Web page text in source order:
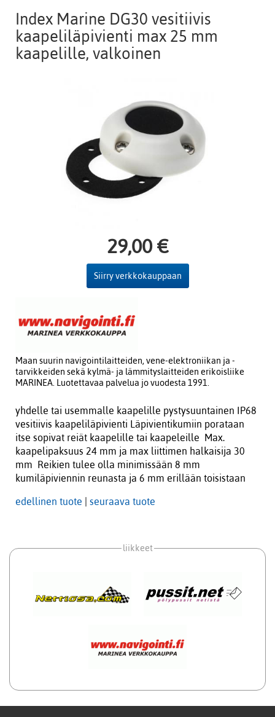
Index Marine DG30 vesitiivis
kaapeliläpivienti max 25 mm
kaapelille, valkoinen
29,00 €
Siirry verkkokauppaan
Maan suurin navigointilaitteiden, vene-elektroniikan ja -
tarvikkeiden sekä kylmä- ja lämmityslaitteiden erikoisliike
MARINEA. Luotettavaa palvelua jo vuodesta 1991.
yhdelle tai usemmalle kaapelille pystysuuntainen IP68
vesitiivis kaapeliläpivienti Läpivientikumiin porataan
itse sopivat reiät kaapelille tai kaapeleille Max.
kaapelipaksuus 24 mm ja max liittimen halkaisija 30
mm Reikien tulee olla minimissään 8 mm
kumiläpiviennin reunasta ja 6 mm erillään toisistaan
edellinen tuote seuraava tuote
liikkeet